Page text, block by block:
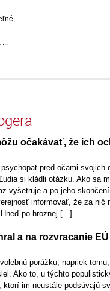
...
...
očakávať, že ich
pred očami svojich
si kládli otázku. Ako sa
vyšetruje a po jeho
informovať, že za nič
po hroznej [...]
a na rozvracanie
porážku, napriek
Ako to, u týchto
ktorí im neustále podsúvajú